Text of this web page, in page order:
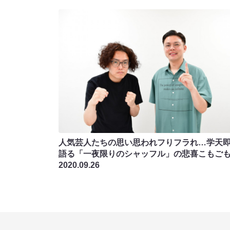
人気芸人たちの思い思われフりフラれ…学天
語る「一夜限りのシャッフル」の悲喜こもご
2020.09.26